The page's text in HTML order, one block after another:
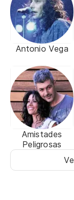
Antonio Vega
Amistades
Peligrosas